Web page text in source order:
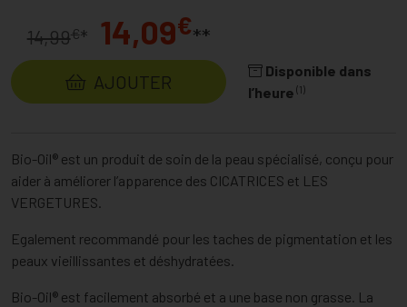
14,99€* 14,09€**
AJOUTER
Disponible dans
l’heure (1)
Bio-Oil® est un produit de soin de la peau spécialisé, conçu pour
aider à améliorer l’apparence des CICATRICES et LES
VERGETURES.
Egalement recommandé pour les taches de pigmentation et les
peaux vieillissantes et déshydratées.
Bio-Oil® est facilement absorbé et a une base non grasse. La